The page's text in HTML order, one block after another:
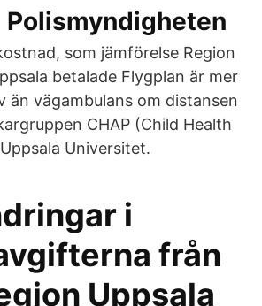
som jämförelse Region
betalade Flygplan är mer
än vägambulans om distansen
CHAP (Child Health
Universitet.
i
från
Uppsala